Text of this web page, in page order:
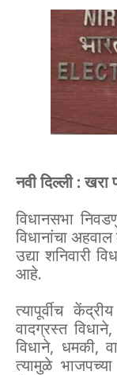
नवी दिल्ली : खरा
विधानसभा
विधानांचा
उद्या शनिवारी
आहे.
त्यापूर्वीच
वादग्रस्त
विधाने, धमकी,
त्यामुळे